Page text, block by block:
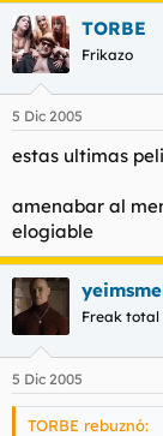
TORBE
Frikazo
5 Dic 2005
estas ultimas
amenabar al
elogiable
Freak total
5 Dic 2005
TORBE rebuznó: